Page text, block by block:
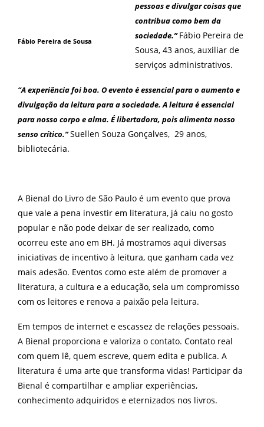
Fábio Pereira de Sousa
pessoas e divulgar coisas que
contribua como bem da
sociedade.” Fábio Pereira de
Sousa, 43 anos, auxiliar de
serviços administrativos.
“A experiência foi boa. O evento é essencial para o aumento e
divulgação da leitura para a sociedade. A leitura é essencial
para nosso corpo e alma. É libertadora, pois alimenta nosso
senso crítico.”Suellen Souza Gonçalves, 29 anos,
bibliotecária.
A Bienal do Livro de São Paulo é um evento que prova
que vale a pena investir em literatura, já caiu no gosto
popular e não pode deixar de ser realizado, como
ocorreu este ano em BH. Já mostramos aqui diversas
iniciativas de incentivo à leitura, que ganham cada vez
mais adesão. Eventos como este além de promover a
literatura, a cultura e a educação, sela um compromisso
com os leitores e renova a paixão pela leitura.
Em tempos de internet e escassez de relações pessoais.
A Bienal proporciona e valoriza o contato. Contato real
com quem lê, quem escreve, quem edita e publica. A
literatura é uma arte que transforma vidas! Participar da
Bienal é compartilhar e ampliar experiências,
conhecimento adquiridos e eternizados nos livros.